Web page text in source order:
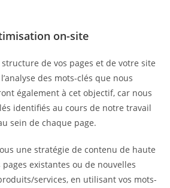
on-site
de vos pages et de votre site
des mots-clés que nous
également à cet objectif, car nous
identifiés au cours de notre travail
sein de chaque page.
une stratégie de contenu de haute
existantes ou de nouvelles
services, en utilisant vos mots-